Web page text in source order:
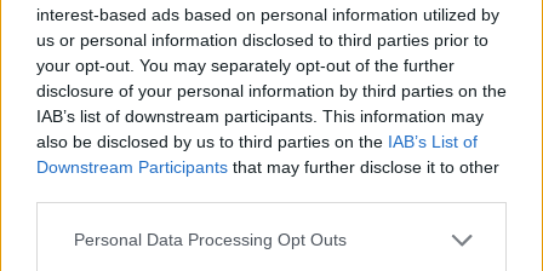
interest-based ads based on personal information utilized by
us or personal information disclosed to third parties prior to
your opt-out. You may separately opt-out of the further
disclosure of your personal information by third parties on the
IAB’s list of downstream participants. This information may
also be disclosed by us to third parties on the IAB’s List of
Downstream Participants that may further disclose it to other
Personal Data Processing Opt Outs